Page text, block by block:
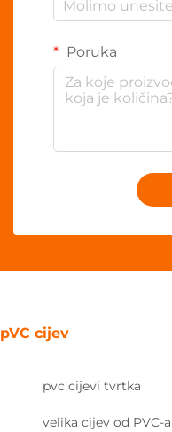
Poruka
pVC cijev
pvc cijevi tvrtka
velika cijev od PVC-a